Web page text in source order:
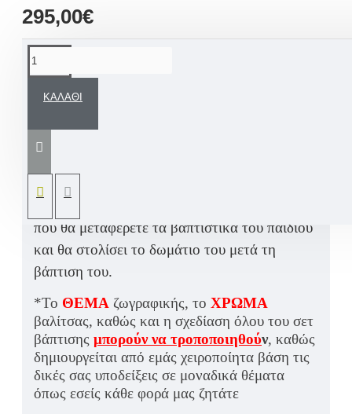
295,00€
ΚΑΛΆΘΙ
ζωγραφισμένη εξ ολοκλήρου στο χέρι από
τα ταξίδια και όνομα παιδιού ή σε ΘΕΜΑ
που θα μεταφέρετε τα βαπτιστικά του παιδιού
και θα στολίσει το δωμάτιο του μετά τη
βάπτιση του.
*Το ΘΕΜΑ ζωγραφικής, το ΧΡΩΜΑ
βαλίτσας, καθώς και η σχεδίαση όλου του σετ
βάπτισης μπορούν να τροποποιηθούν, καθώς
δημιουργείται από εμάς χειροποίητα βάση τις
δικές σας υποδείξεις σε μοναδικά θέματα
όπως εσείς κάθε φορά μας ζητάτε